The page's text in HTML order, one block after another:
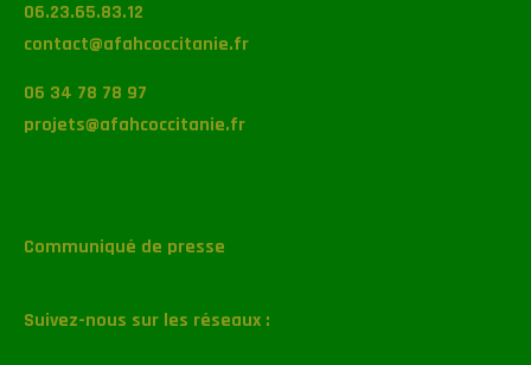
06.23.65.83.12
contact@afahcoccitanie.fr
06 34 78 78 97
projets@afahcoccitanie.fr
Communiqué de presse
Suivez-nous sur les réseaux :